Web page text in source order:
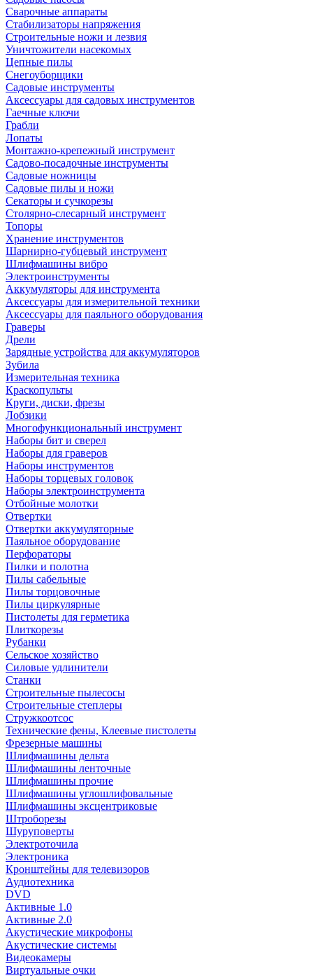
Сварочные аппараты
Стабилизаторы напряжения
Строительные ножи и лезвия
Уничтожители насекомых
Цепные пилы
Снегоуборщики
Садовые инструменты
Аксессуары для садовых инструментов
Гаечные ключи
Грабли
Лопаты
Монтажно-крепежный инструмент
Садово-посадочные инструменты
Садовые ножницы
Садовые пилы и ножи
Секаторы и сучкорезы
Столярно-слесарный инструмент
Топоры
Хранение инструментов
Шарнирно-губцевый инструмент
Шлифмашины вибро
Электроинструменты
Аккумуляторы для инструмента
Аксессуары для измерительной техники
Аксессуары для паяльного оборудования
Граверы
Дрели
Зарядные устройства для аккумуляторов
Зубила
Измерительная техника
Краскопульты
Круги, диски, фрезы
Лобзики
Многофункциональный инструмент
Наборы бит и сверел
Наборы для граверов
Наборы инструментов
Наборы торцевых головок
Наборы электроинструмента
Отбойные молотки
Отвертки
Отвертки аккумуляторные
Паяльное оборудование
Перфораторы
Пилки и полотна
Пилы сабельные
Пилы торцовочные
Пилы циркулярные
Пистолеты для герметика
Плиткорезы
Рубанки
Сельское хозяйство
Силовые удлинители
Станки
Строительные пылесосы
Строительные степлеры
Стружкоотсос
Технические фены, Клеевые пистолеты
Фрезерные машины
Шлифмашины дельта
Шлифмашины ленточные
Шлифмашины прочие
Шлифмашины углошлифовальные
Шлифмашины эксцентриковые
Штроборезы
Шуруповерты
Электроточила
Электроника
Кронштейны для телевизоров
Аудиотехника
DVD
Активные 1.0
Активные 2.0
Акустические микрофоны
Акустические системы
Видеокамеры
Виртуальные очки